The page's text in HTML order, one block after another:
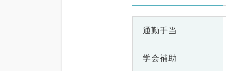
通勤手当
学会補助